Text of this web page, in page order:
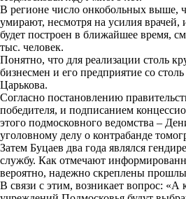
В регионе число онкобольных выше,
умирают, несмотря на усилия врачей,
будет построен в ближайшее время,
тыс. человек.
Понятно, что для реализации столь
бизнесмен и его предприятие со
Царькова.
Согласно постановлению
победителя, и подписанием
этого подмосковного ведомства –
уголовному делу о контрабанде
Затем Буцаев два года являлся
службу. Как отмечают
вероятно, надежно скреплены
В связи с этим, возникает вопрос: